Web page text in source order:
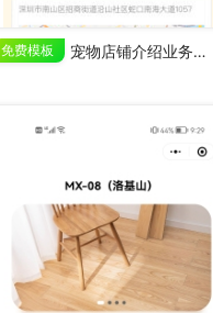
免费模板 宠物店铺介绍业务展示